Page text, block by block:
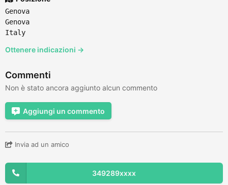
Genova
Genova
Italy
Ottenere indicazioni →
Commenti
Non è stato ancora aggiunto alcun commento
Aggiungi un commento
Invia ad un amico
349289xxxx